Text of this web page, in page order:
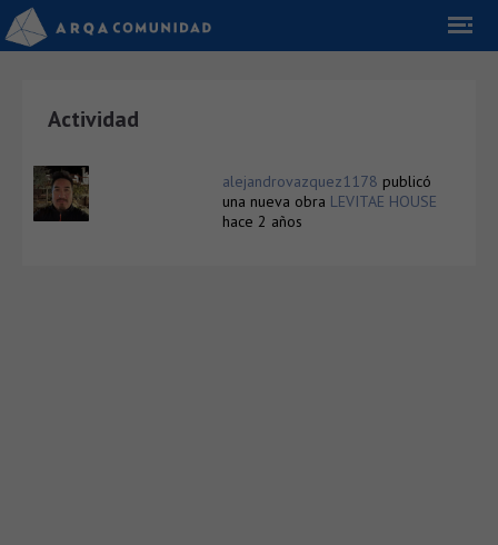
Actividad
alejandrovazquez1178 publicó
una nueva obra LEVITAE HOUSE
hace 2 años